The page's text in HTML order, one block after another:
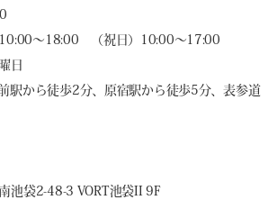
10:00～18:00 （祝日）10:00～17:00
日
駅から徒歩2分、原宿駅から徒歩5分、表参道
池袋2-48-3 VORT池袋II 9F